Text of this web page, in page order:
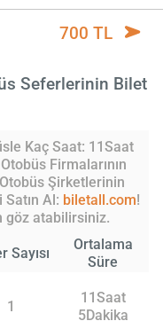
700 TL
Seferlerinin Bilet
Kaç Saat: 11Saat
Firmalarının
Şirketlerinin
Al: biletall.com!
göz atabilirsiniz.
Sayısı
Ortalama
Süre
1
11Saat
5Dakika